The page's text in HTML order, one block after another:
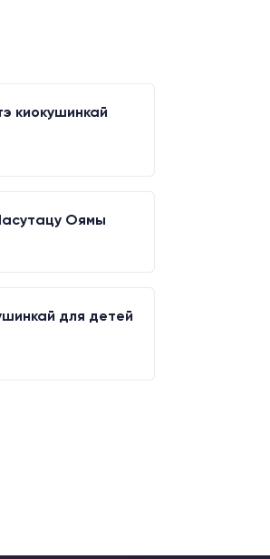
киокушинкай
Оямы
для детей